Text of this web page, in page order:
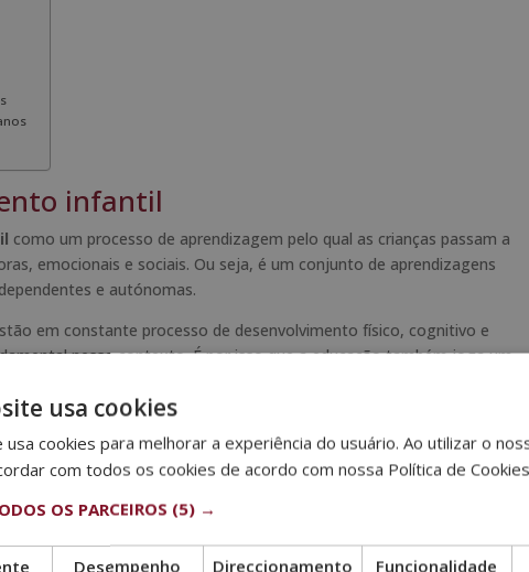
infantil
como um processo de aprendizagem pelo qual as crianças passam a
emocionais e sociais. Ou seja, é um conjunto de aprendizagens
e autónomas.
em constante processo de desenvolvimento físico, cognitivo e
nesse contexto. É por isso que a educação também joga um
intensa das crianças fora do convívio familiar. Quando se fala no
a primeira etapa da educação básica. O objetivo principal, é a
integradores e desenvolvendo habilidades físicas, cognitivas,
todas as crianças sigam padrões semelhantes, cada um tem o seu
infantil não é linear e presumível, como muitas vezes se
usa cookies
cookies para melhorar a experiência do usuário. Ao utilizar o
com todos os cookies de acordo com nossa Política de
OS PARCEIROS (5) →
Desempenho Direccionamento Funcionalidade